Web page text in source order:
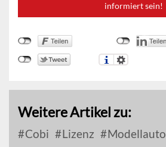
informiert sein!
Weitere Artikel zu:
Cobi Lizenz Modellauto